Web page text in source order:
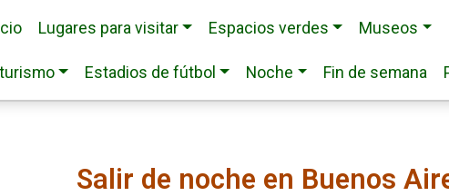
Lugares para visitar Espacios verdes Museos
Estadios de fútbol Noche Fin de semana
Salir de noche en Buenos